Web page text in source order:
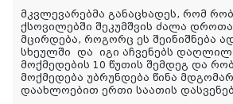
მკვლევარებმა განაცხადეს, რომ
ქსოვილებში შეკუმშვის ძალა
მცირდება, როგორც ეს შეინიშნება
სხეულში და იგი აჩვენებს
მოქმედების 10 წუთის შემდეგ და
მოქმედება უბრუნდება წინა
დაახლოებით ერთი საათის